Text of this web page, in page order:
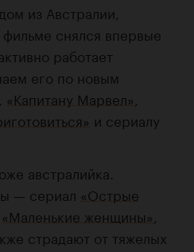
из Австралии,
снялся впервые
работает
его по новым
«Капитану Марвел»
и сериалу
австралийка.
— сериал «Острые
«Маленькие женщины»
страдают от тяжелых